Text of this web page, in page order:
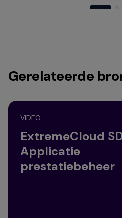
Gerelateerde
VIDEO
ExtremeCloud
Applicatie
prestatiebeheer